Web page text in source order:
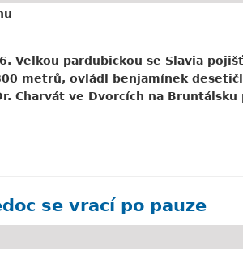
Velkou pardubickou se Slavia
metrů, ovládl benjamínek
Charvát ve Dvorcích na
se vrací po pauze